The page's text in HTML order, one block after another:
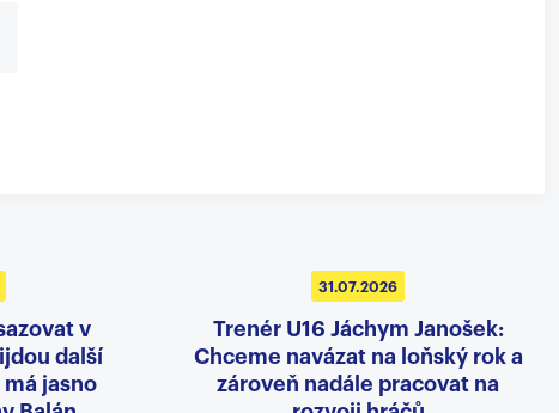
v
další
jasno
31.07.2026
Trenér U16 Jáchym Janošek:
Chceme navázat na loňský rok a
zároveň nadále pracovat na